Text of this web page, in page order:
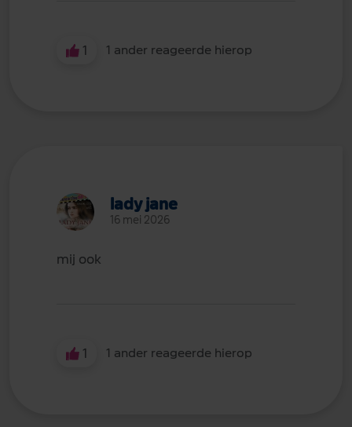
1 1 ander reageerde hierop
lady jane
16 mei 2026
mij ook
1 1 ander reageerde hierop